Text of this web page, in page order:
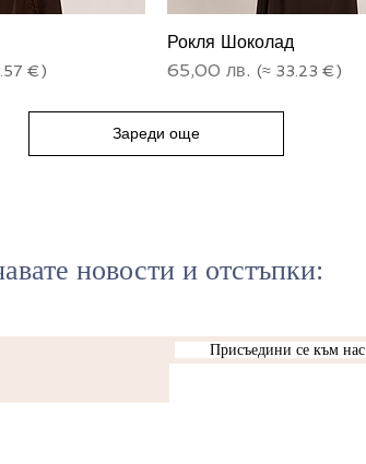
Рокля Шоколад
Цена
65,00 лв.
Зареди още
новости и отстъпки:
Присъедини се към нас